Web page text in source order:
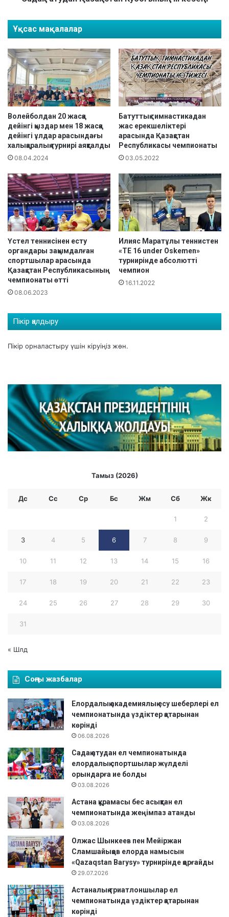
c
a
F
a
i
r
C
U
P
"
х
а
л
қ
а
р
а
л
ы
қ
т
у
и
н
ң
і
н
ш
і
к
ү
н
Қ
з
а
қ
с
т
а
н
К
у
б
о
г
н
ы
ң
I
I
I
к
е
з
е
ң
Ұқсас мақалалар
Волейболдан 20 жасқа
дейінгі қыздар мен 18 жасқа
дейінгі ұлдар арасындағы
халықаралық турнирі аяқталды
08.04.2024
Батуттық гимнастикадан
жас ерекшеліктері
арасында Қазақстан
Республикасы чемпионаты
03.05.2022
Үстел теннисінен есту
органдары зақымдалған
спортшылар арасында
Қазақстан Республикасының
чемпионаты өтті
08.06.2023
Илияс Маратұлы теннистен
«TE 16 under Oskemen»
турнирінде абсолютті
чемпион
16.11.2022
Пікір қалдыру
Пікір орналастыру үшін кіруіңіз жөн.
Тамыз (2026)
Дс Сс Ср Бc Жм Сб Жк
1 2
3 4 5 6 7 8 9
10 11 12 13 14 15 16
17 18 19 20 21 22 23
24 25 26 27 28 29 30
31
« Шлд
Соңғы жазбалар
Елордалық академиялық есу шеберлері ел
чемпионатында үздіктер қатарынан
көрінді
06.08.2026
Садақ атудан ел чемпионатында
елордалық спортшылар жүлделі
орындарға ие болды
03.08.2026
Астана құрамасы бес асықтан ел
чемпионатында жеңімпаз атанды
03.08.2026
Олжас Шынкеев пен Мейіржан
Сламшайықов елорда намысын
«Qazaqstan Barysy» турнирінде қорғайды
29.07.2026
Астаналық триатлоншылар ел
чемпионатында үздіктер қатарынан
көрінді